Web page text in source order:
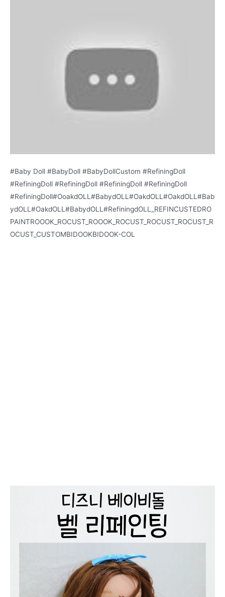
#Baby Doll #BabyDoll #BabyDollCustom #RefiningDoll
#RefiningDoll #RefiningDoll #RefiningDoll #RefiningDoll
#RefiningDoll#OoakdOLL#BabydOLL#OakdOLL#OakdOLL#Bab
ydOLL#OakdOLL#BabydOLL#RefiningdOLL_REFINCUSTEDRO
PAINTROOOK_ROCUST_ROOOK_ROCUST_ROCUST_ROCUST_R
OCUST_CUSTOMBIDOOKBIDOOK-COL